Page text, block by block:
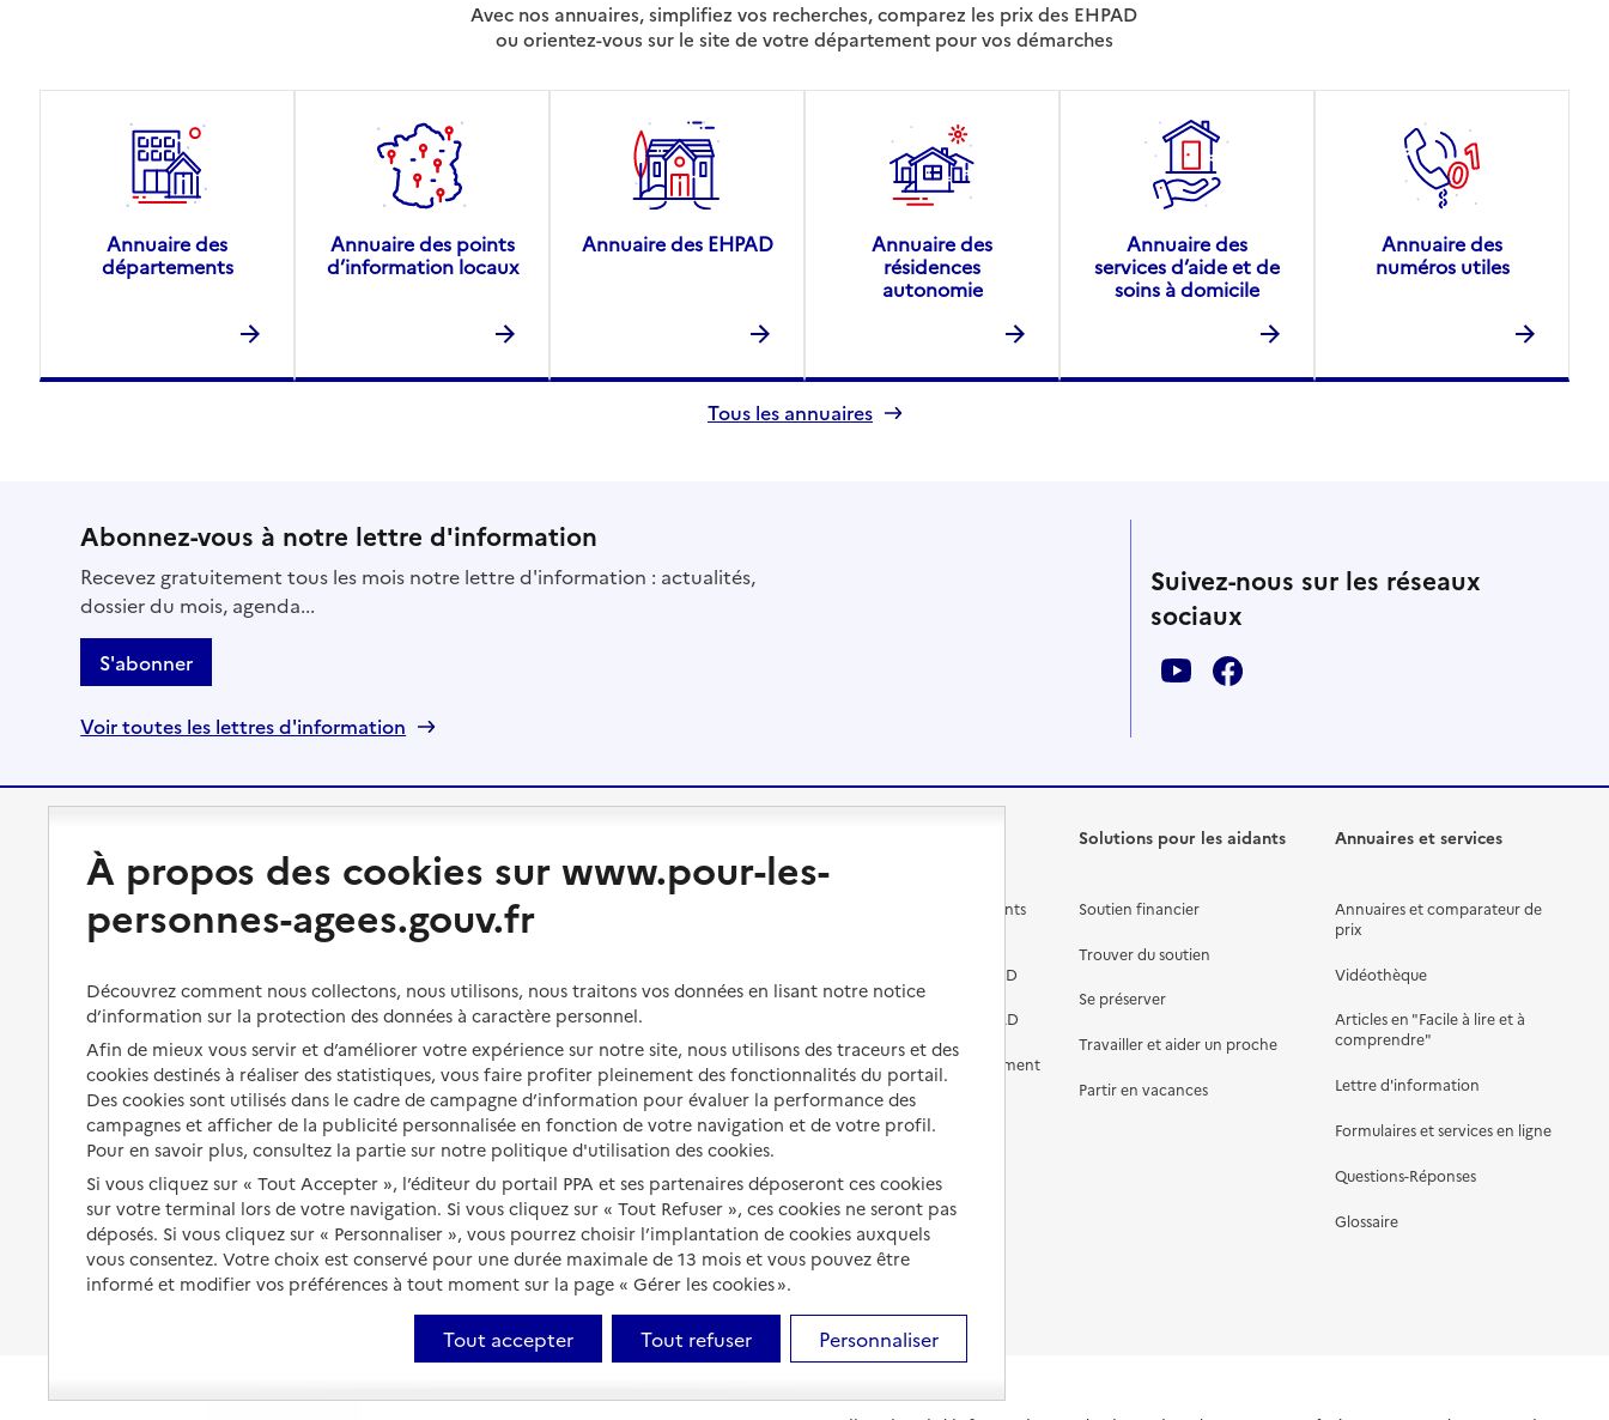
Avec nos annuaires, simplifiez vos recherches, comparez les prix des EHPAD
ou orientez-vous sur le site de votre département pour vos démarches
Annuaire des
départements
Annuaire des points
d’information locaux
Annuaire des EHPAD
Annuaire des
résidences
autonomie
Annuaire des
services d’aide et de
soins à domicile
Annuaire des
numéros utiles
Tous les annuaires
Abonnez-vous à notre lettre d'information
Recevez gratuitement tous les mois notre lettre d'information : actualités,
dossier du mois, agenda...
S'abonner
Voir toutes les lettres d'information
Suivez-nous sur les réseaux
sociaux
et droits
s'équiper
Préserver son autonomie et sa
santé
Organiser à l'avance sa propre
protection
Les obligations de la famille
À qui s’adresser ?
Aides financières
Solutions d'accueil temporaire
Partager son logement
Vivre à domicile avec une
maladie ou un handicap
Être hospitalisé
Fin de vie à domicile
Vivre chez un proche
Vivre en accueil familial
Autres solutions de logement
Les différents établissements
Préparer l'entrée en EHPAD
Aides financières en EHPAD
Prévention, accompagnement
et soins
Comprendre les prix en
Droits en EHPAD
Fin de vie en EHPAD
Solutions pour les aidants
Soutien financier
Trouver du soutien
Se préserver
Travailler et aider un proche
Partir en vacances
Annuaires et services
Annuaires et comparateur de
prix
Vidéothèque
Articles en "Facile à lire et à
comprendre"
Lettre d'information
Formulaires et services en ligne
Questions-Réponses
Glossaire
À propos des cookies sur www.pour-les-
personnes-agees.gouv.fr
Découvrez comment nous collectons, nous utilisons, nous traitons vos données en lisant notre notice
d’information sur la protection des données à caractère personnel.
Afin de mieux vous servir et d’améliorer votre expérience sur notre site, nous utilisons des traceurs et des
cookies destinés à réaliser des statistiques, vous faire profiter pleinement des fonctionnalités du portail.
Des cookies sont utilisés dans le cadre de campagne d’information pour évaluer la performance des
campagnes et afficher de la publicité personnalisée en fonction de votre navigation et de votre profil.
Pour en savoir plus, consultez la partie sur notre politique d'utilisation des cookies.
Si vous cliquez sur « Tout Accepter », l’éditeur du portail PPA et ses partenaires déposeront ces cookies
sur votre terminal lors de votre navigation. Si vous cliquez sur « Tout Refuser », ces cookies ne seront pas
déposés. Si vous cliquez sur « Personnaliser », vous pourrez choisir l’implantation de cookies auxquels
vous consentez. Votre choix est conservé pour une durée maximale de 13 mois et vous pouvez être
informé et modifier vos préférences à tout moment sur la page « Gérer les cookies ».
Tout accepter Tout refuser Personnaliser